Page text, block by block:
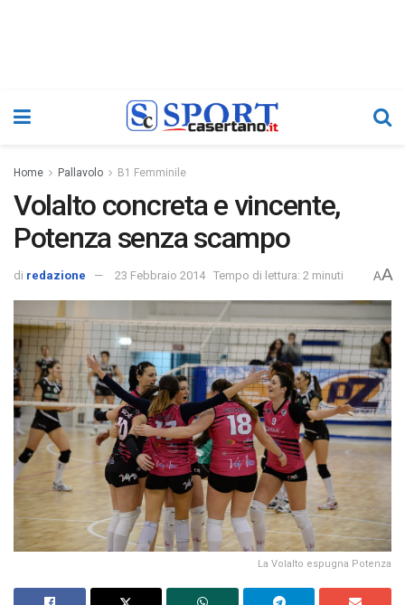
Home Pallavolo B1 Femminile
Volalto concreta e vincente,
Potenza senza scampo
di redazione 23 Febbraio 2014 Tempo di lettura: 2 minuti AA
La Volalto espugna Potenza